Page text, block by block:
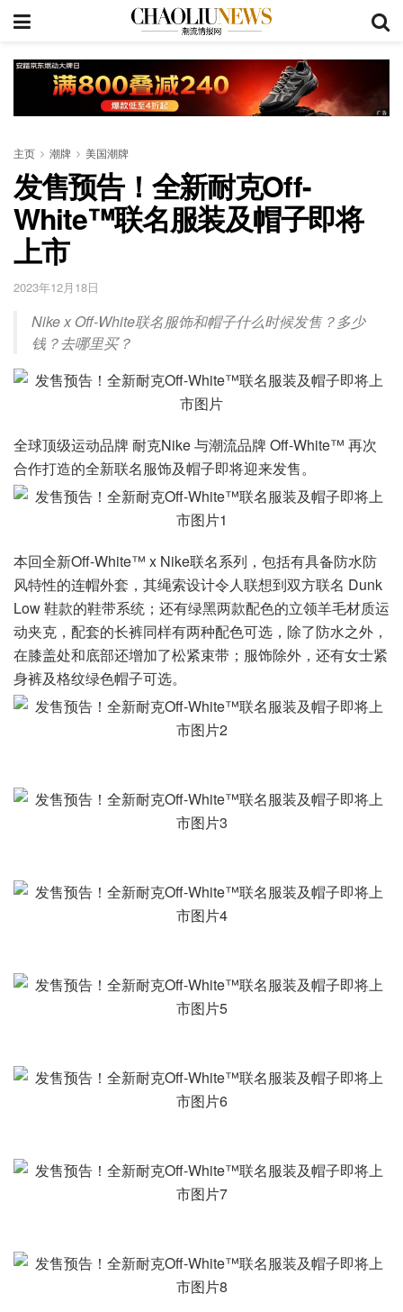
主页 潮牌 美国潮牌
发售预告！全新耐克Off-
White™联名服装及帽子即将
上市
2023年12月18日
Nike x Off-White联名服饰和帽子什么时候发售？多少
钱？去哪里买？
全球顶级运动品牌 耐克Nike 与潮流品牌 Off-White™ 再次
合作打造的全新联名服饰及帽子即将迎来发售。
本回全新Off-White™ x Nike联名系列，包括有具备防水防
风特性的连帽外套，其绳索设计令人联想到双方联名 Dunk
Low 鞋款的鞋带系统；还有绿黑两款配色的立领羊毛材质运
动夹克，配套的长裤同样有两种配色可选，除了防水之外，
在膝盖处和底部还增加了松紧束带；服饰除外，还有女士紧
身裤及格纹绿色帽子可选。